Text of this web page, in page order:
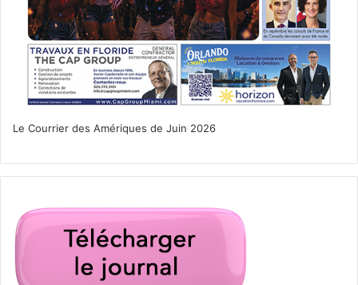
Le Courrier des Amériques de Juin 2026